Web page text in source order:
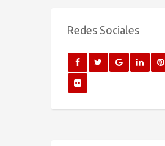
Redes Sociales